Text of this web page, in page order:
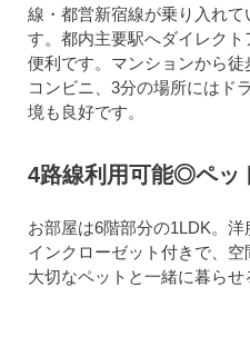
線・都営新宿線が乗り入れ
す。都内主要駅へダイレク
便利です。マンションから徒
コンビニ、3分の場所にはド
境も良好です。
4路線利用可能◎ペッ
お部屋は6階部分の1LDK。
インクローゼット付きで、空
大切なペットと一緒に暮らせ